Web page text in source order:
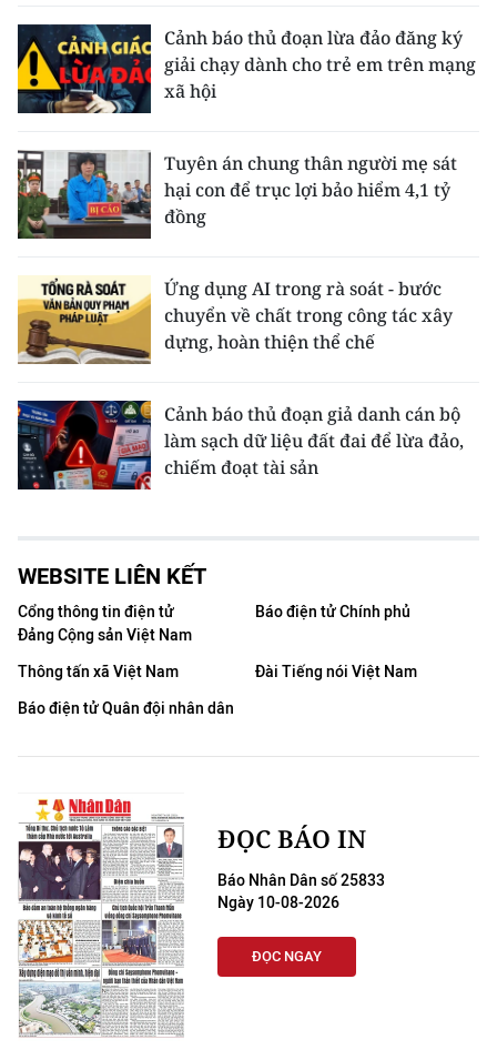
Cảnh báo thủ đoạn lừa đảo đăng ký
giải chạy dành cho trẻ em trên mạng
xã hội
Tuyên án chung thân người mẹ sát
hại con để trục lợi bảo hiểm 4,1 tỷ
đồng
Ứng dụng AI trong rà soát - bước
chuyển về chất trong công tác xây
dựng, hoàn thiện thể chế
Cảnh báo thủ đoạn giả danh cán bộ
làm sạch dữ liệu đất đai để lừa đảo,
chiếm đoạt tài sản
WEBSITE LIÊN KẾT
Cổng thông tin điện tử
Đảng Cộng sản Việt Nam
Báo điện tử Chính phủ
Thông tấn xã Việt Nam
Đài Tiếng nói Việt Nam
Báo điện tử Quân đội nhân dân
ĐỌC BÁO IN
Báo Nhân Dân số 25833
Ngày 10-08-2026
ĐỌC NGAY